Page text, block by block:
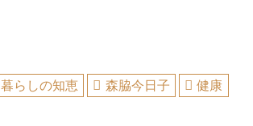
暮らしの知恵 森脇今日子
健康